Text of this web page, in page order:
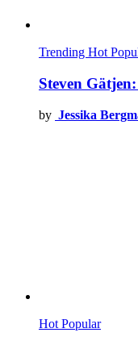
Trending Hot
Steven
by Jessika
Hot Popular